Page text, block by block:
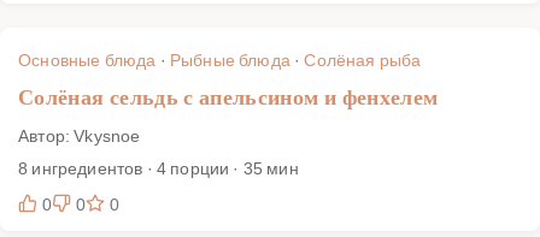
Основные блюда · Рыбные блюда·Солёная рыба
Солёная сельдь с апельсином и фенхелем
Автор: Vkysnoe
8 ингредиентов · 4 порции · 35 мин
0
0 0